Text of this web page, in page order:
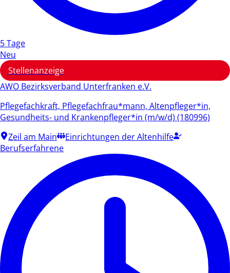
5 Tage
Neu
Stellenanzeige
AWO Bezirksverband Unterfranken e.V.
Pflegefachkraft, Pflegefachfrau*mann, Altenpfleger*in,
Gesundheits- und Krankenpfleger*in (m/w/d) (180996)
Zeil am Main
Einrichtungen der Altenhilfe
Berufserfahrene